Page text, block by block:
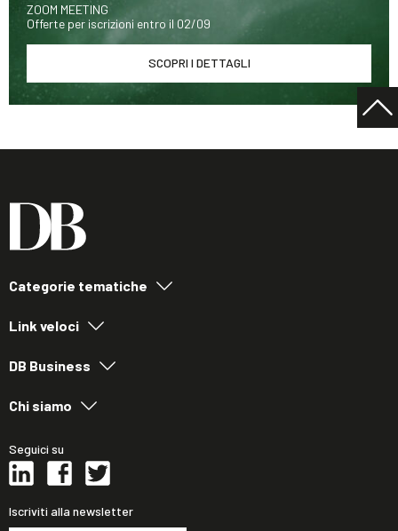
ZOOM MEETING
Offerte per iscrizioni entro il 02/09
SCOPRI I DETTAGLI
Categorie tematiche
Link veloci
DB Business
Chi siamo
Seguici su
Iscriviti alla newsletter